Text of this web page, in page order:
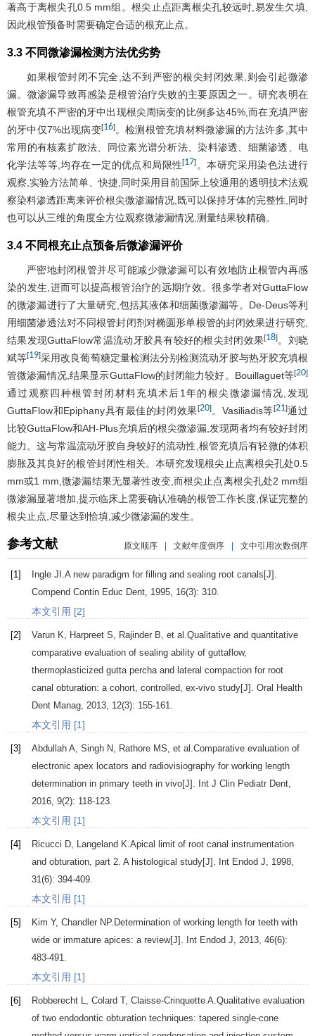
著高于离根尖孔0.5 mm组。根尖止点距离根尖孔较远时,易发生欠填,
因此根管预备时需要确定合适的根充止点。
3.3 不同微渗漏检测方法优劣势
如果根管封闭不完全,达不到严密的根尖封闭效果,则会引起微渗
漏。微渗漏导致再感染是根管治疗失败的主要原因之一。研究表明在
根管充填不严密的牙中出现根尖周病变的比例多达45%,而在充填严密
的牙中仅7%出现病变[16]。检测根管充填材料微渗漏的方法许多,其中
常用的有核素扩散法、同位素光谱分析法、染料渗透、细菌渗透、电
化学法等等,均存在一定的优点和局限性[17] 。本研究采用染色法进行
观察,实验方法简单、快捷,同时采用目前国际上较通用的透明技术法观
察染料渗透距离来评价根尖微渗漏情况,既可以保持牙体的完整性,同时
也可以从三维的角度全方位观察微渗漏情况,测量结果较精确。
3.4 不同根充止点预备后微渗漏评价
严密地封闭根管并尽可能减少微渗漏可以有效地防止根管内再感
染的发生,进而可以提高根管治疗的远期疗效。很多学者对GuttaFlow
的微渗漏进行了大量研究,包括其液体和细菌微渗漏等。De-Deus等利
用细菌渗透法对不同根管封闭剂对椭圆形单根管的封闭效果进行研究,
结果发现GuttaFlow常温流动牙胶具有较好的根尖封闭效果[18]。刘晓
斌等[19]采用改良葡萄糖定量检测法分别检测流动牙胶与热牙胶充填根
管微渗漏情况,结果显示GuttaFlow的封闭能力较好。Bouillaguet等[20]
通过观察四种根管封闭材料充填术后1年的根尖微渗漏情况,发现
GuttaFlow和Epiphany具有最佳的封闭效果[20]。Vasiliadis等[21]通过
比较GuttaFlow和AH-Plus充填后的根尖微渗漏,发现两者均有较好封闭
能力。这与常温流动牙胶自身较好的流动性,根管充填后有轻微的体积
膨胀及其良好的根管封闭性相关。本研究发现根尖止点离根尖孔处0.5
mm或1 mm,微渗漏结果无显著性改变,而根尖止点离根尖孔处2 mm组
微渗漏显著增加,提示临床上需要确认准确的根管工作长度,保证完整的
根尖止点,尽量达到恰填,减少微渗漏的发生。
参考文献 原文顺序 | 文献年度倒序 | 文中引用次数倒序
[1] Ingle JI .A new paradigm for filling and sealing root canals[J].
Compend Contin Educ Dent 1995 16(3): 310.
本文引用 [2]
[2] Varun K Harpreet S Rajinder B , et al.Qualitative and quantitative
comparative evaluation of sealing ability of guttaflow,
thermoplasticized gutta percha and lateral compaction for root
canal obturation: a cohort, controlled, ex-vivo study[J]. Oral Health
Dent Manag 2013 12(3): 155-161.
本文引用 [1]
[3] Abdullah A Singh N Rathore MS , et al.Comparative evaluation of
electronic apex locators and radiovisiography for working length
determination in primary teeth in vivo[J].
Int J Clin Pediatr Dent
2016 9(2): 118-123.
本文引用 [1]
[4] Ricucci D Langeland K .Apical limit of root canal instrumentation
and obturation, part 2. A histological study[J].
Int Endod J 1998
31 (6): 394-409.
本文引用 [1]
[5] Kim Y, Chandler NP.Determination of working length for teeth with
wide or immature apices: a review[J].
Int Endod J 2013 46(6):
483-491.
本文引用 [1]
[6] Robberecht Colard T, Claisse-Crinquette A .Qualitative evaluation
of two endodontic obturation techniques: tapered single-cone